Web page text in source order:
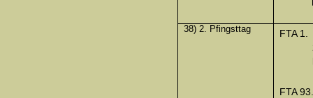
38) 2. Pfingsttag
FTA 1.
FTA 93.